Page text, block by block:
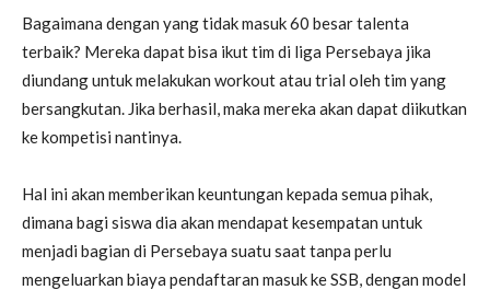
Bagaimana dengan yang tidak masuk 60 besar talenta
terbaik? Mereka dapat bisa ikut tim di liga Persebaya jika
diundang untuk melakukan workout atau trial oleh tim yang
bersangkutan. Jika berhasil, maka mereka akan dapat diikutkan
ke kompetisi nantinya.
Hal ini akan memberikan keuntungan kepada semua pihak,
dimana bagi siswa dia akan mendapat kesempatan untuk
menjadi bagian di Persebaya suatu saat tanpa perlu
mengeluarkan biaya pendaftaran masuk ke SSB, dengan model